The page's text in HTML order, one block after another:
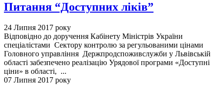
Питання “Доступних ліків”
24 Липня 2017 року
Відповідно до доручення Кабінету Міністрів України
спеціалістами Сектору контролю за регульованими цінами
Головного управління Держпродспоживслужби у Львівській
області забезпечено реалізацію Урядової програми «Доступні
ціни» в області, ...
07 Липня 2017 року